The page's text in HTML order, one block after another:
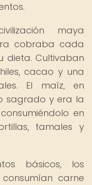
maya
cobraba cada
dieta. Cultivaban
cacao y una
El maíz, en
sagrado y era la
en
tamales y
básicos, los
carne